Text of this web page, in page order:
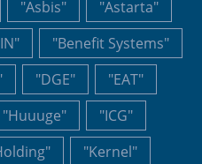
"Asbis"
"Astarta"
"Benefit Systems"
"DGE"
"EAT"
"Huuuge"
"ICG"
"Kernel"